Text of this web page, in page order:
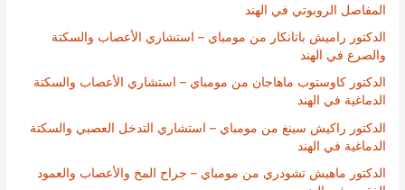
المفاصل الروبوتي في الهند
الدكتور راميش باتانكار من مومباي – استشاري الأعصاب والسكتة
والصرع في الهند
الدكتور كاوستوب ماهاجان من مومباي – استشاري الأعصاب والسكتة
الدماغية في الهند
الدكتور راكيش سينغ من مومباي – استشاري التدخل العصبي والسكتة
الدماغية في الهند
الدكتور ماهيش تشودري من مومباي – جراح المخ والأعصاب والعمود